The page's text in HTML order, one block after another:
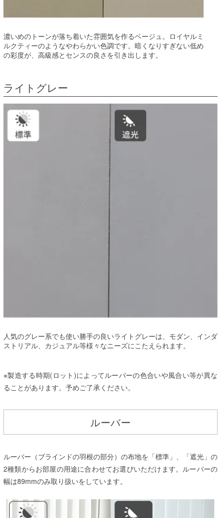
濃いめのトーンが落ち着いた雰囲気を作るベージュ。ロイヤルミ
ルクティーのようなやわらかい色調です。暗くなりすぎない低め
の彩度が、高級感とセンスの良さを引き出します。
ライトグレー
人気のグレー系でも使い勝手の良いライトグレーは、モダン、インダ
ストリアル、カジュアル等様々なニーズにこたえられます。
※製造する時期(ロット)によってルーバーの色合いや風合い等が異な
ることがあります。予めご了承ください。
ルーバー
ルーバー（ブラインドの羽根の部分）の布地を「標準」、「遮光」の
2種類からお部屋の用途に合わせてお選びいただけます。ルーバーの
幅は89mmのみ取り扱いをしています。